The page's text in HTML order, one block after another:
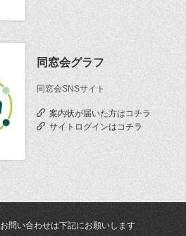
同窓会グラフ
同窓会SNSサイト
案内状が届いた方はコチラ
サイトログインはコチラ
お問い合わせは下記にお願いします